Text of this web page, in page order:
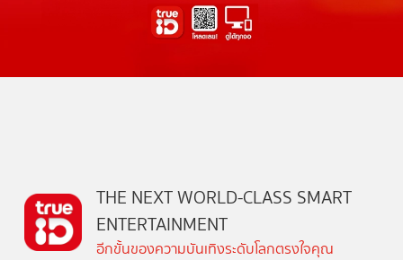
THE NEXT WORLD-CLASS SMART
ENTERTAINMENT
อีกขั้นของความบันเทิงระดับโลกตรงใจคุณ